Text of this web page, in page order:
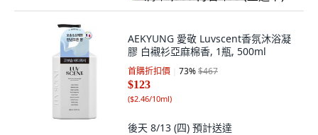
AEKYUNG 愛敬 Luvscent香氛沐浴凝
膠 白襯衫亞麻棉香, 1瓶, 500ml
首購折扣價 73%$467
$123
($2.46/10ml)
後天 8/13 (四) 預計送達